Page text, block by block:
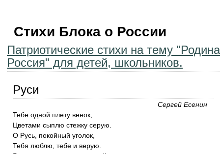
Стихи Блока о России
Патриотические стихи на тему "Родина
Россия" для детей, школьников.
Руси
Сергей Есенин
Тебе одной плету венок,
Цветами сыплю стежку серую.
О Русь, покойный уголок,
Тебя люблю, тебе и верую.